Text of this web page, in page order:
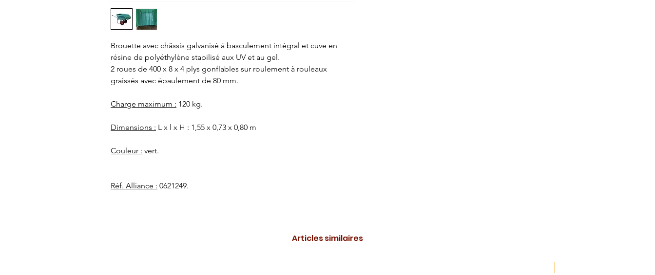
Brouette avec châssis galvanisé à basculement intégral et cuve en
résine de polyéthylène stabilisé aux UV et au gel.
2 roues de 400 x 8 x 4 plys gonflables sur roulement à rouleaux
graissés avec épaulement de 80 mm.
Charge maximum : 120 kg.
Dimensions : L x l x H : 1,55 x 0,73 x 0,80 m
Couleur : vert.
Réf. Alliance : 0621249.
Articles similaires